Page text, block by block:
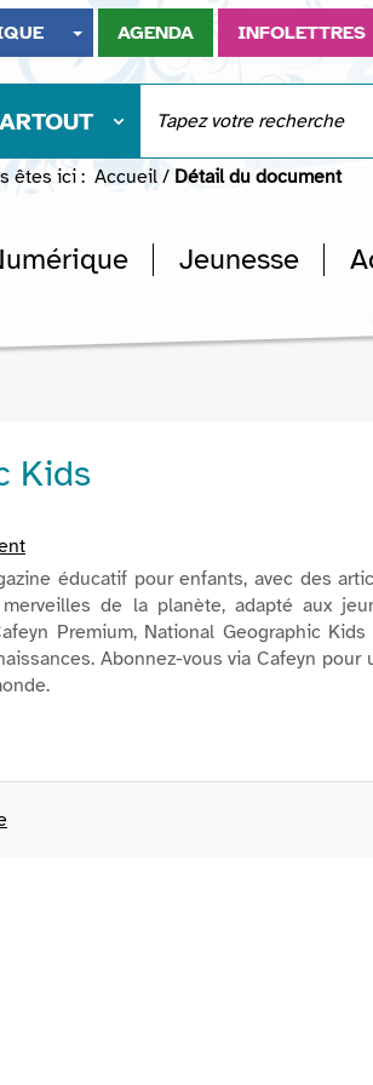
AGENDA INFOLETTRES
êtes ici : Accueil / Détail du document
Jeunesse
Kids
éducatif pour enfants, avec des
de la planète, adapté aux
Premium, National Geographic Kids
Abonnez-vous via Cafeyn pour